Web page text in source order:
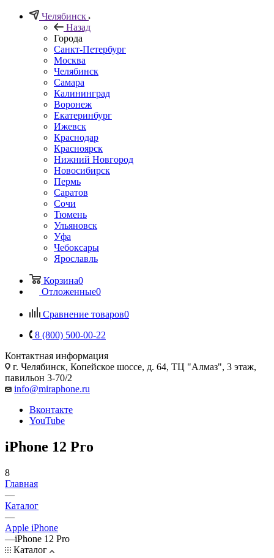
Челябинск
Назад
Города
Санкт-Петербург
Москва
Челябинск
Самара
Калининград
Воронеж
Екатеринбург
Ижевск
Краснодар
Красноярск
Нижний Новгород
Новосибирск
Пермь
Саратов
Сочи
Тюмень
Ульяновск
Уфа
Чебоксары
Ярославль
Корзина0
Отложенные0
Сравнение товаров0
8 (800) 500-00-22
Контактная информация
г. Челябинск, Копейское шоссе, д. 64, ТЦ "Алмаз", 3 этаж,
павильон 3-70/2
info@miraphone.ru
Вконтакте
YouTube
iPhone 12 Pro
8
Главная
—
Каталог
—
Apple iPhone
—iPhone 12 Pro
Каталог